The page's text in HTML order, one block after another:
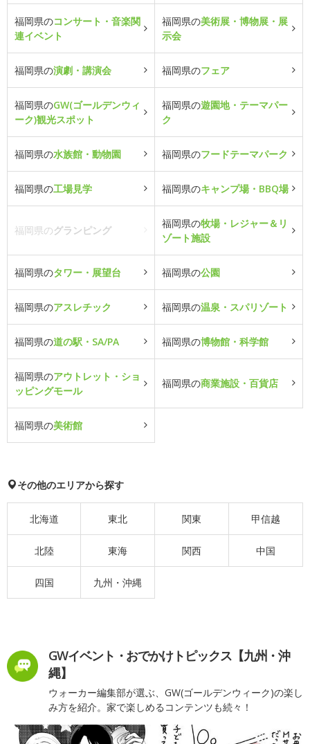
福岡県のコンサート・音楽関
連イベント
福岡県の美術展・博物展・展
示会
福岡県の演劇・講演会 福岡県のフェア
福岡県のGW(ゴールデンウィ
ーク)観光スポット
福岡県の遊園地・テーマパー
ク
福岡県の水族館・動物園 福岡県のフードテーマパーク
福岡県の工場見学 福岡県のキャンプ場・BBQ場
福岡県のグランピング
福岡県の牧場・レジャー＆リ
ゾート施設
福岡県のタワー・展望台 福岡県の公園
福岡県のアスレチック 福岡県の温泉・スパリゾート
福岡県の道の駅・SA/PA 福岡県の博物館・科学館
福岡県のアウトレット・ショ
ッピングモール
福岡県の商業施設・百貨店
福岡県の美術館
その他のエリアから探す
北海道 東北 関東 甲信越
北陸 東海 関西 中国
四国 九州・沖縄
GWイベント・おでかけトピックス【九州・沖
縄】
ウォーカー編集部が選ぶ、GW(ゴールデンウィーク)の楽し
み方を紹介。家で楽しめるコンテンツも続々！